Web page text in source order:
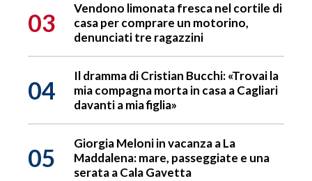
03
Vendono limonata fresca nel cortile di
casa per comprare un motorino,
denunciati tre ragazzini
04
Il dramma di Cristian Bucchi: «Trovai la
mia compagna morta in casa a Cagliari
davanti a mia figlia»
05
Giorgia Meloni in vacanza a La
Maddalena: mare, passeggiate e una
serata a Cala Gavetta